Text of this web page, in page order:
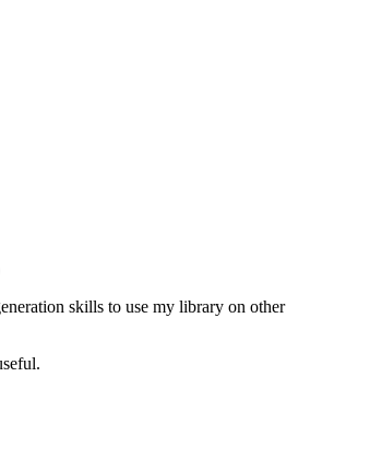
skills to use my library on other